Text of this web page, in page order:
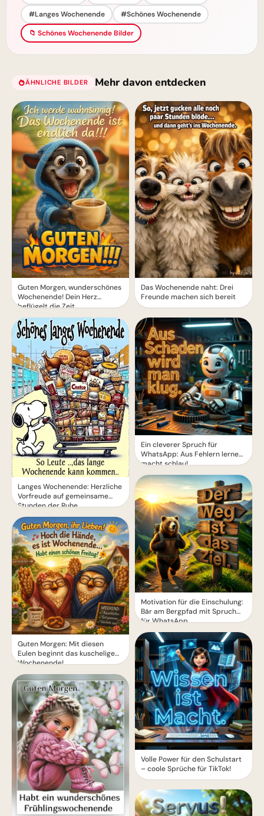
#Langes Wochenende
#Schönes Wochenende
📁 Schönes Wochenende Bilder
ÄHNLICHE BILDER Mehr davon entdecken
Guten Morgen, wunderschönes
Wochenende! Dein Herz
beflügelt die Zeit
Langes Wochenende: Herzliche
Vorfreude auf gemeinsame
Stunden der Ruhe
Guten Morgen: Mit diesen
Eulen beginnt das kuschelige
Wochenende!
Das Wochenende naht: Drei
Freunde machen sich bereit
Ein cleverer Spruch für
WhatsApp: Aus Fehlern lernen
macht schlau!
Motivation für die Einschulung:
Bär am Bergpfad mit Spruch
für WhatsApp
Volle Power für den Schulstart
– coole Sprüche für TikTok!